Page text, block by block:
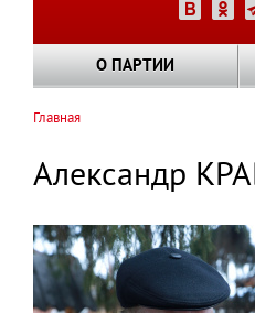
О ПАРТИИ
навигации
Главная
Александр